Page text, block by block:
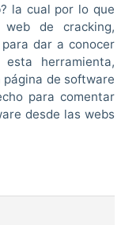
la cual por lo que
de cracking,
dar a conocer
herramienta,
de software
para comentar
desde las webs